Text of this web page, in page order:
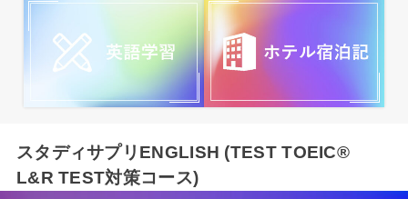
スタディサプリENGLISH (TEST TOEIC®
L&R TEST対策コース)